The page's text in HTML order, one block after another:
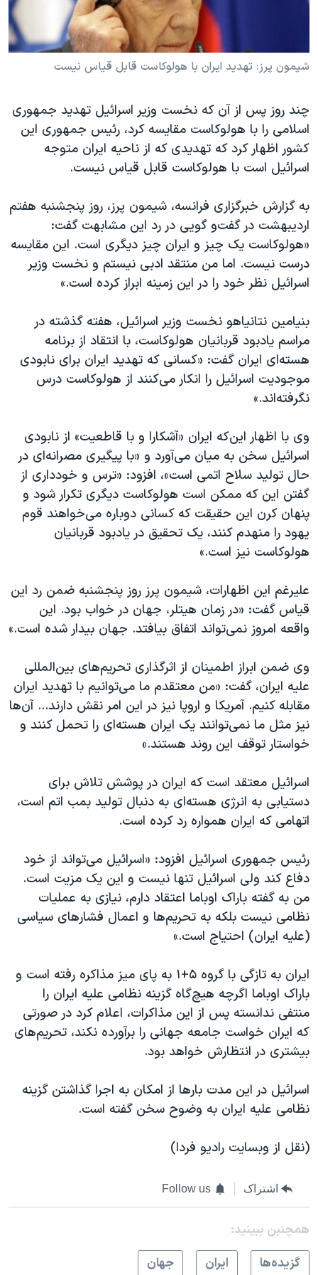
اقتصادی
اسرائیل در جنگ
گالری عکس
آرشیو پخش زنده
انتخابات ریاست جمهوری آمریکا ۲۰۲۴
حمله جمهوری اسلامی به اسرائیل
ورزش زنان در ایران
اعتراضات زن، زندگی، آزادی
مجموعه مستندهای دادخواهی
دادگاه حمید نوری
چهل سال گروگان‌گیری
قانون شفافیت دارائی کادر رهبری ایران
اسرائیل در جنگ
نرگس محمدی برنده جایزه نوبل صلح
همایش محافظه‌کاران آمریکا «سی‌پک»
صفحه‌های ویژه
زبانهای مختلف
شیمون پرز: تهدید ایران با هولوکاست قابل قیاس نیست
چند روز پس از آن که نخست وزیر اسرائیل تهدید جمهوری
اسلامی را با هولوکاست مقایسه کرد، رئیس جمهوری این
کشور اظهار کرد که تهدیدی که از ناحیه ایران متوجه
اسرائیل است با هولوکاست قابل قیاس نیست.
به گزارش خبرگزاری فرانسه، شیمون پرز، روز پنجشنبه هفتم
اردیبهشت در گفت‌و گویی در رد این مشابهت گفت:
«هولوکاست یک چیز و ایران چیز دیگری است. این مقایسه
درست نیست. اما من منتقد ادبی نیستم و نخست وزیر
اسرائیل نظر خود را در این زمینه ابراز کرده است.»
بنیامین نتانیاهو نخست وزیر اسرائیل، هفته گذشته در
مراسم یادبود قربانیان هولوکاست، با انتقاد از برنامه
هسته‌ای ایران گفت: «کسانی که تهدید ایران برای نابودی
موجودیت اسرائیل را انکار می‌کنند از هولوکاست درس
نگرفته‌اند.»
وی با اظهار این‌که ایران «آشکارا و با قاطعیت» از نابودی
اسرائیل سخن به میان می‌آورد و «با پیگیری مصرانه‌ای در
حال تولید سلاح اتمی است»، افزود: «ترس و خودداری از
گفتن این که ممکن است هولوکاست دیگری تکرار شود و
پنهان کرن این حقیقت که کسانی دوباره می‌خواهند قوم
یهود را منهدم کنند، یک تحقیق در یادبود قربانیان
هولوکاست نیز است.»
علیرغم این اظهارات،‌ شیمون پرز روز پنجشنبه ضمن رد این
قیاس گفت: «در زمان هیتلر، جهان در خواب بود. این
واقعه امروز نمی‌تواند اتفاق بیافتد. جهان بیدار شده است.»
وی ضمن ابراز اطمینان از اثرگذاری تحریم‌های بین‌المللی
علیه ایران، گفت: «من معتقدم ما می‌توانیم با تهدید ایران
مقابله کنیم. آمریکا و اروپا نیز در این امر نقش دارند... آن‌ها
نیز مثل ما نمی‌توانند یک ایران هسته‌ای را تحمل کنند و
خواستار توقف این روند هستند.»
اسرائیل معتقد است که ایران در پوشش تلاش برای
دستیابی به انرژی هسته‌ای به دنبال تولید بمب اتم است،
اتهامی که ایران همواره رد کرده است.
رئیس جمهوری اسرائیل افزود: «اسرائیل می‌تواند از خود
دفاع کند ولی اسرائیل تنها نیست و این یک مزیت است.
من به گفته باراک اوباما اعتقاد دارم، نیازی به عملیات
نظامی نیست بلکه به تحریم‌ها و اعمال فشارهای سیاسی
(علیه ایران) احتیاج است.»
ایران به تازگی با گروه ۵+۱ به پای میز مذاکره رفته است و
باراک اوباما اگرچه هیچ‌گاه گزینه نظامی علیه ایران را
منتفی ندانسته پس از این مذاکرات، اعلام کرد در صورتی
که ایران خواست جامعه جهانی را برآورده نکند، تحریم‌های
بیشتری در انتظارش خواهد بود.
اسرائیل در این مدت بارها از امکان به اجرا گذاشتن گزینه
نظامی علیه ایران به وضوح سخن گفته است.
(نقل از وبسایت رادیو فردا)
اشتراک Follow us
همچنبن ببینید:
گزيده‌ها
ايران جهان